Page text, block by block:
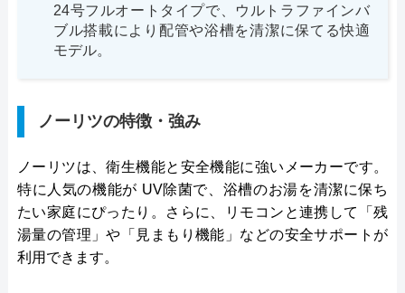
24号フルオートタイプで、ウルトラファインバ
ブル搭載により配管や浴槽を清潔に保てる快適
モデル。
ノーリツの特徴・強み
ノーリツは、衛生機能と安全機能に強いメーカーです。
特に人気の機能が UV除菌で、浴槽のお湯を清潔に保ち
たい家庭にぴったり。さらに、リモコンと連携して「残
湯量の管理」や「見まもり機能」などの安全サポートが
利用できます。